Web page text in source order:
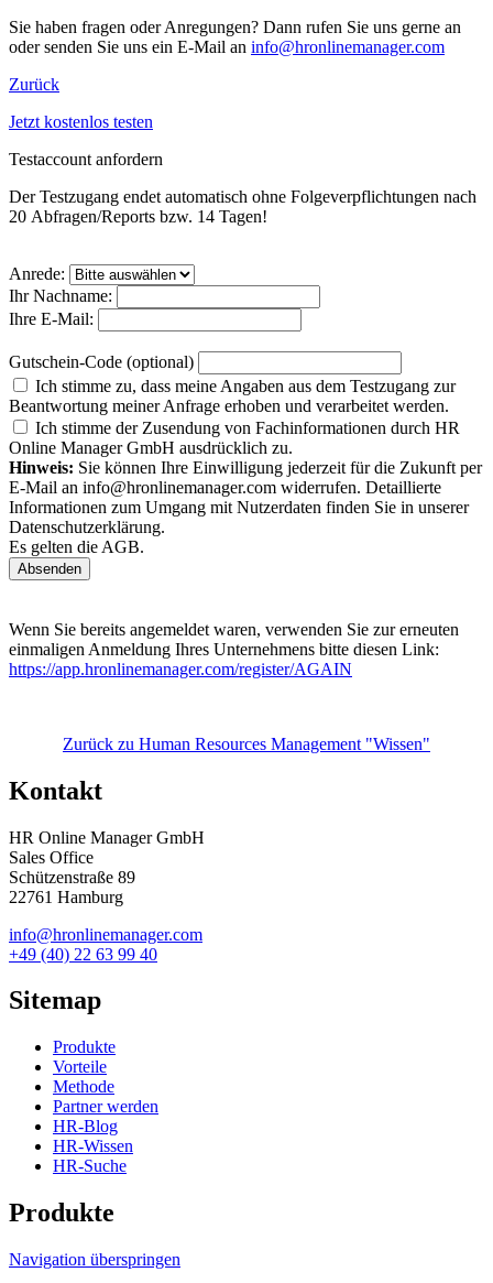
Sie haben fragen oder Anregungen? Dann rufen Sie uns gerne an
oder senden Sie uns ein E-Mail an info@hronlinemanager.com
Zurück
Jetzt kostenlos testen
Testaccount anfordern
Der Testzugang endet auto­matisch ohne Folge­verpflich­tungen nach
20 Abfragen/Reports bzw. 14 Tagen!
Anrede:
Ihr Nachname:
Ihre E-Mail:
Gutschein-Code (optional)
Ich stimme zu, dass meine Angaben aus dem Testzugang zur
Beantwortung meiner Anfrage erhoben und verarbeitet werden.
Ich stimme der Zusendung von Fachinformationen durch HR
Online Manager GmbH ausdrücklich zu.
Hinweis: Sie können Ihre Einwilligung jederzeit für die Zukunft per
E-Mail an info@hronlinemanager.com widerrufen. Detaillierte
Informationen zum Umgang mit Nutzerdaten finden Sie in unserer
Datenschutzerklärung.
Es gelten die AGB.
Wenn Sie bereits angemeldet waren, verwenden Sie zur erneuten
einmaligen Anmeldung Ihres Unternehmens bitte diesen Link:
https://app.hronlinemanager.com/register/AGAIN
Zurück zu Human Resources Management "Wissen"
Kontakt
HR Online Manager GmbH
Sales Office
Schützenstraße 89
22761 Hamburg
info@hronlinemanager.com
+49 (40) 22 63 99 40
Sitemap
Produkte
Vorteile
Methode
Partner werden
HR-Blog
HR-Wissen
HR-Suche
Produkte
Navigation überspringen